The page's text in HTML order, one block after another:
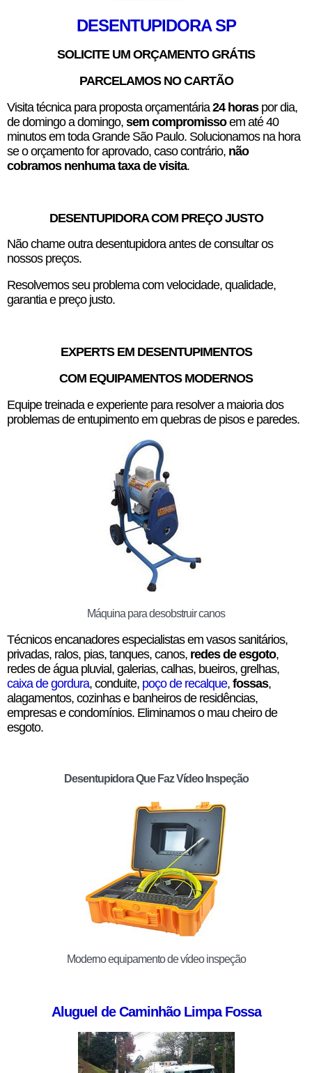
DESENTUPIDORA SP
SOLICITE UM ORÇAMENTO GRÁTIS
PARCELAMOS NO CARTÃO
Visita técnica para proposta orçamentária24 horaspor dia,
de domingo a domingo, sem compromissoem até 40
minutos em toda Grande São Paulo. Solucionamos na hora
se o orçamento for aprovado, caso contrário, não
cobramos nenhuma taxa de visita.
DESENTUPIDORA COM PREÇO JUSTO
Não chame outra desentupidora antes de consultar os
nossos preços.
Resolvemos seu problema com velocidade, qualidade,
garantia e preço justo.
EXPERTS EM DESENTUPIMENTOS
COM EQUIPAMENTOS MODERNOS
Equipe treinada e experiente para resolver a maioria dos
problemas de entupimento em quebras de pisos e paredes.
Máquina para desobstruir canos
Técnicos encanadores especialistas em vasos sanitários,
privadas, ralos, pias, tanques, canos, redes de esgoto,
redes de água pluvial, galerias, calhas, bueiros, grelhas,
caixa de gordura, conduite, poço de recalque, fossas,
alagamentos, cozinhas e banheiros de residências,
empresas e condomínios. Eliminamos o mau cheiro de
esgoto.
Desentupidora Que Faz Vídeo Inspeção
Moderno equipamento de vídeo inspeção
Aluguel de Caminhão Limpa Fossa